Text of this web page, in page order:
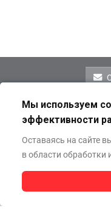
Мы используем
эффективности
Оставаясь на сайте
в области